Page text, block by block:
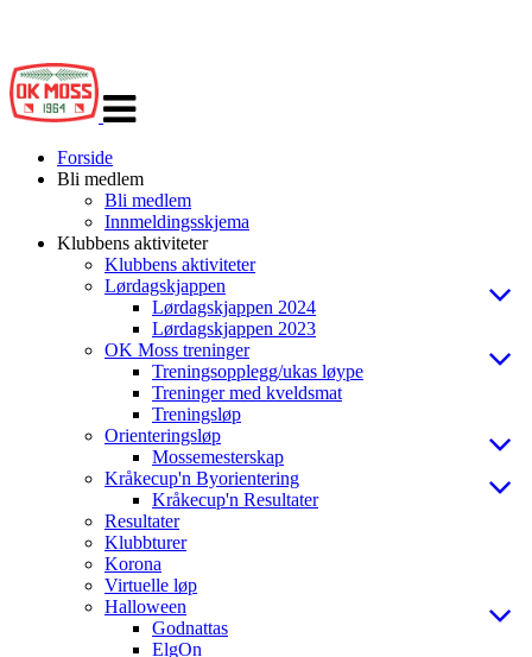
navigasjon
Forside
Bli medlem
Bli medlem
Innmeldingsskjema
Klubbens aktiviteter
Klubbens aktiviteter
Lørdagskjappen
Lørdagskjappen 2024
Lørdagskjappen 2023
OK Moss treninger
Treningsopplegg/ukas løype
Treninger med kveldsmat
Treningsløp
Orienteringsløp
Mossemesterskap
Kråkecup'n Byorientering
Kråkecup'n Resultater
Resultater
Klubbturer
Korona
Virtuelle løp
Halloween
Godnattas
ElgOn